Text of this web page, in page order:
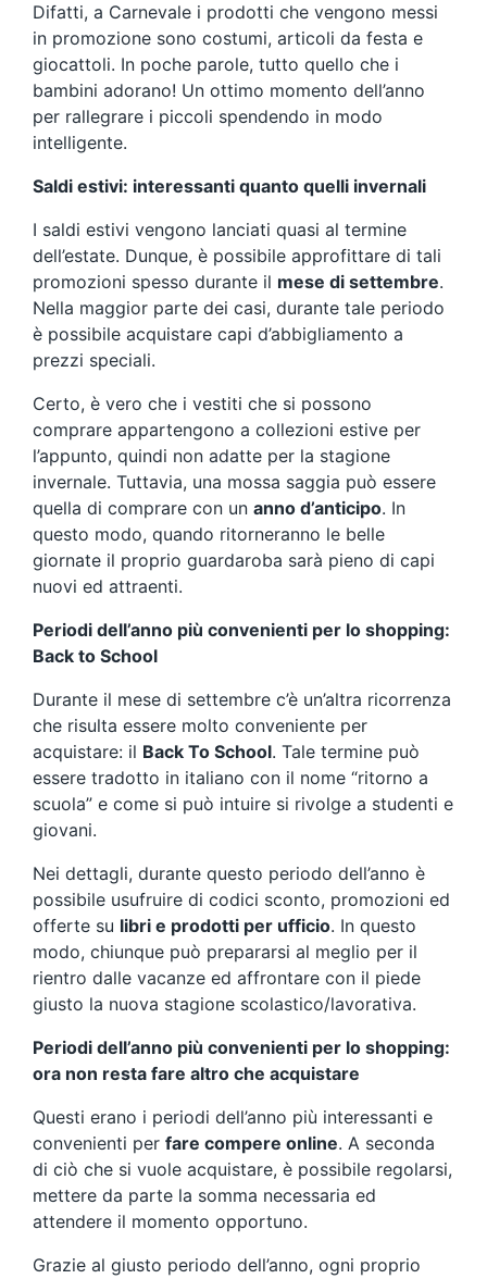
Difatti, a Carnevale i prodotti che vengono messi
in promozione sono costumi, articoli da festa e
giocattoli. In poche parole, tutto quello che i
bambini adorano! Un ottimo momento dell’anno
per rallegrare i piccoli spendendo in modo
intelligente.
Saldi estivi: interessanti quanto quelli invernali
I saldi estivi vengono lanciati quasi al termine
dell’estate. Dunque, è possibile approfittare di tali
promozioni spesso durante il mese di settembre.
Nella maggior parte dei casi, durante tale periodo
è possibile acquistare capi d’abbigliamento a
prezzi speciali.
Certo, è vero che i vestiti che si possono
comprare appartengono a collezioni estive per
l’appunto, quindi non adatte per la stagione
invernale. Tuttavia, una mossa saggia può essere
quella di comprare con un anno d’anticipo. In
questo modo, quando ritorneranno le belle
giornate il proprio guardaroba sarà pieno di capi
nuovi ed attraenti.
Periodi dell’anno più convenienti per lo shopping:
Back to School
Durante il mese di settembre c’è un’altra ricorrenza
che risulta essere molto conveniente per
acquistare: il Back To School. Tale termine può
essere tradotto in italiano con il nome “ritorno a
scuola” e come si può intuire si rivolge a studenti e
giovani.
Nei dettagli, durante questo periodo dell’anno è
possibile usufruire di codici sconto, promozioni ed
offerte su libri e prodotti per ufficio. In questo
modo, chiunque può prepararsi al meglio per il
rientro dalle vacanze ed affrontare con il piede
giusto la nuova stagione scolastico/lavorativa.
Periodi dell’anno più convenienti per lo shopping:
ora non resta fare altro che acquistare
Questi erano i periodi dell’anno più interessanti e
convenienti per fare compere online. A seconda
di ciò che si vuole acquistare, è possibile regolarsi,
mettere da parte la somma necessaria ed
attendere il momento opportuno.
Grazie al giusto periodo dell’anno, ogni proprio